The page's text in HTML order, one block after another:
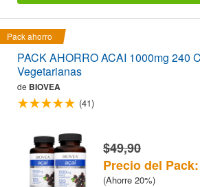
Pack ahorro
PACK AHORRO ACAI 1000mg 240
Vegetarianas
de BIOVEA
(41)
$49,90
Precio del
(Ahorre 20%)